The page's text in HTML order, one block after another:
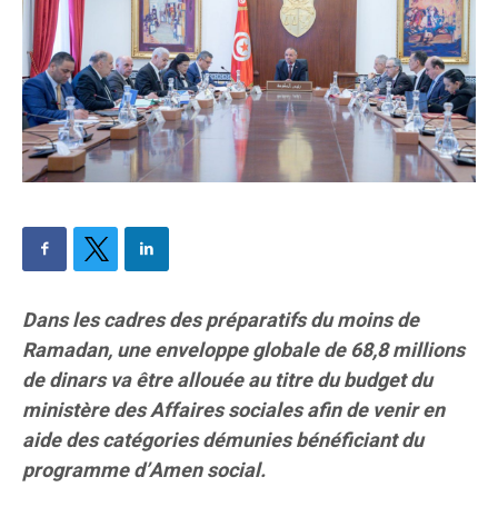
Dans les cadres des préparatifs du moins de
Ramadan, une enveloppe globale de 68,8 millions
de dinars va être allouée au titre du budget du
ministère des Affaires sociales afin de venir en
aide des catégories démunies bénéficiant du
programme d’Amen social.